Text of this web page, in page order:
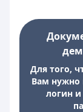
Для того,
Вам нужно
логин и